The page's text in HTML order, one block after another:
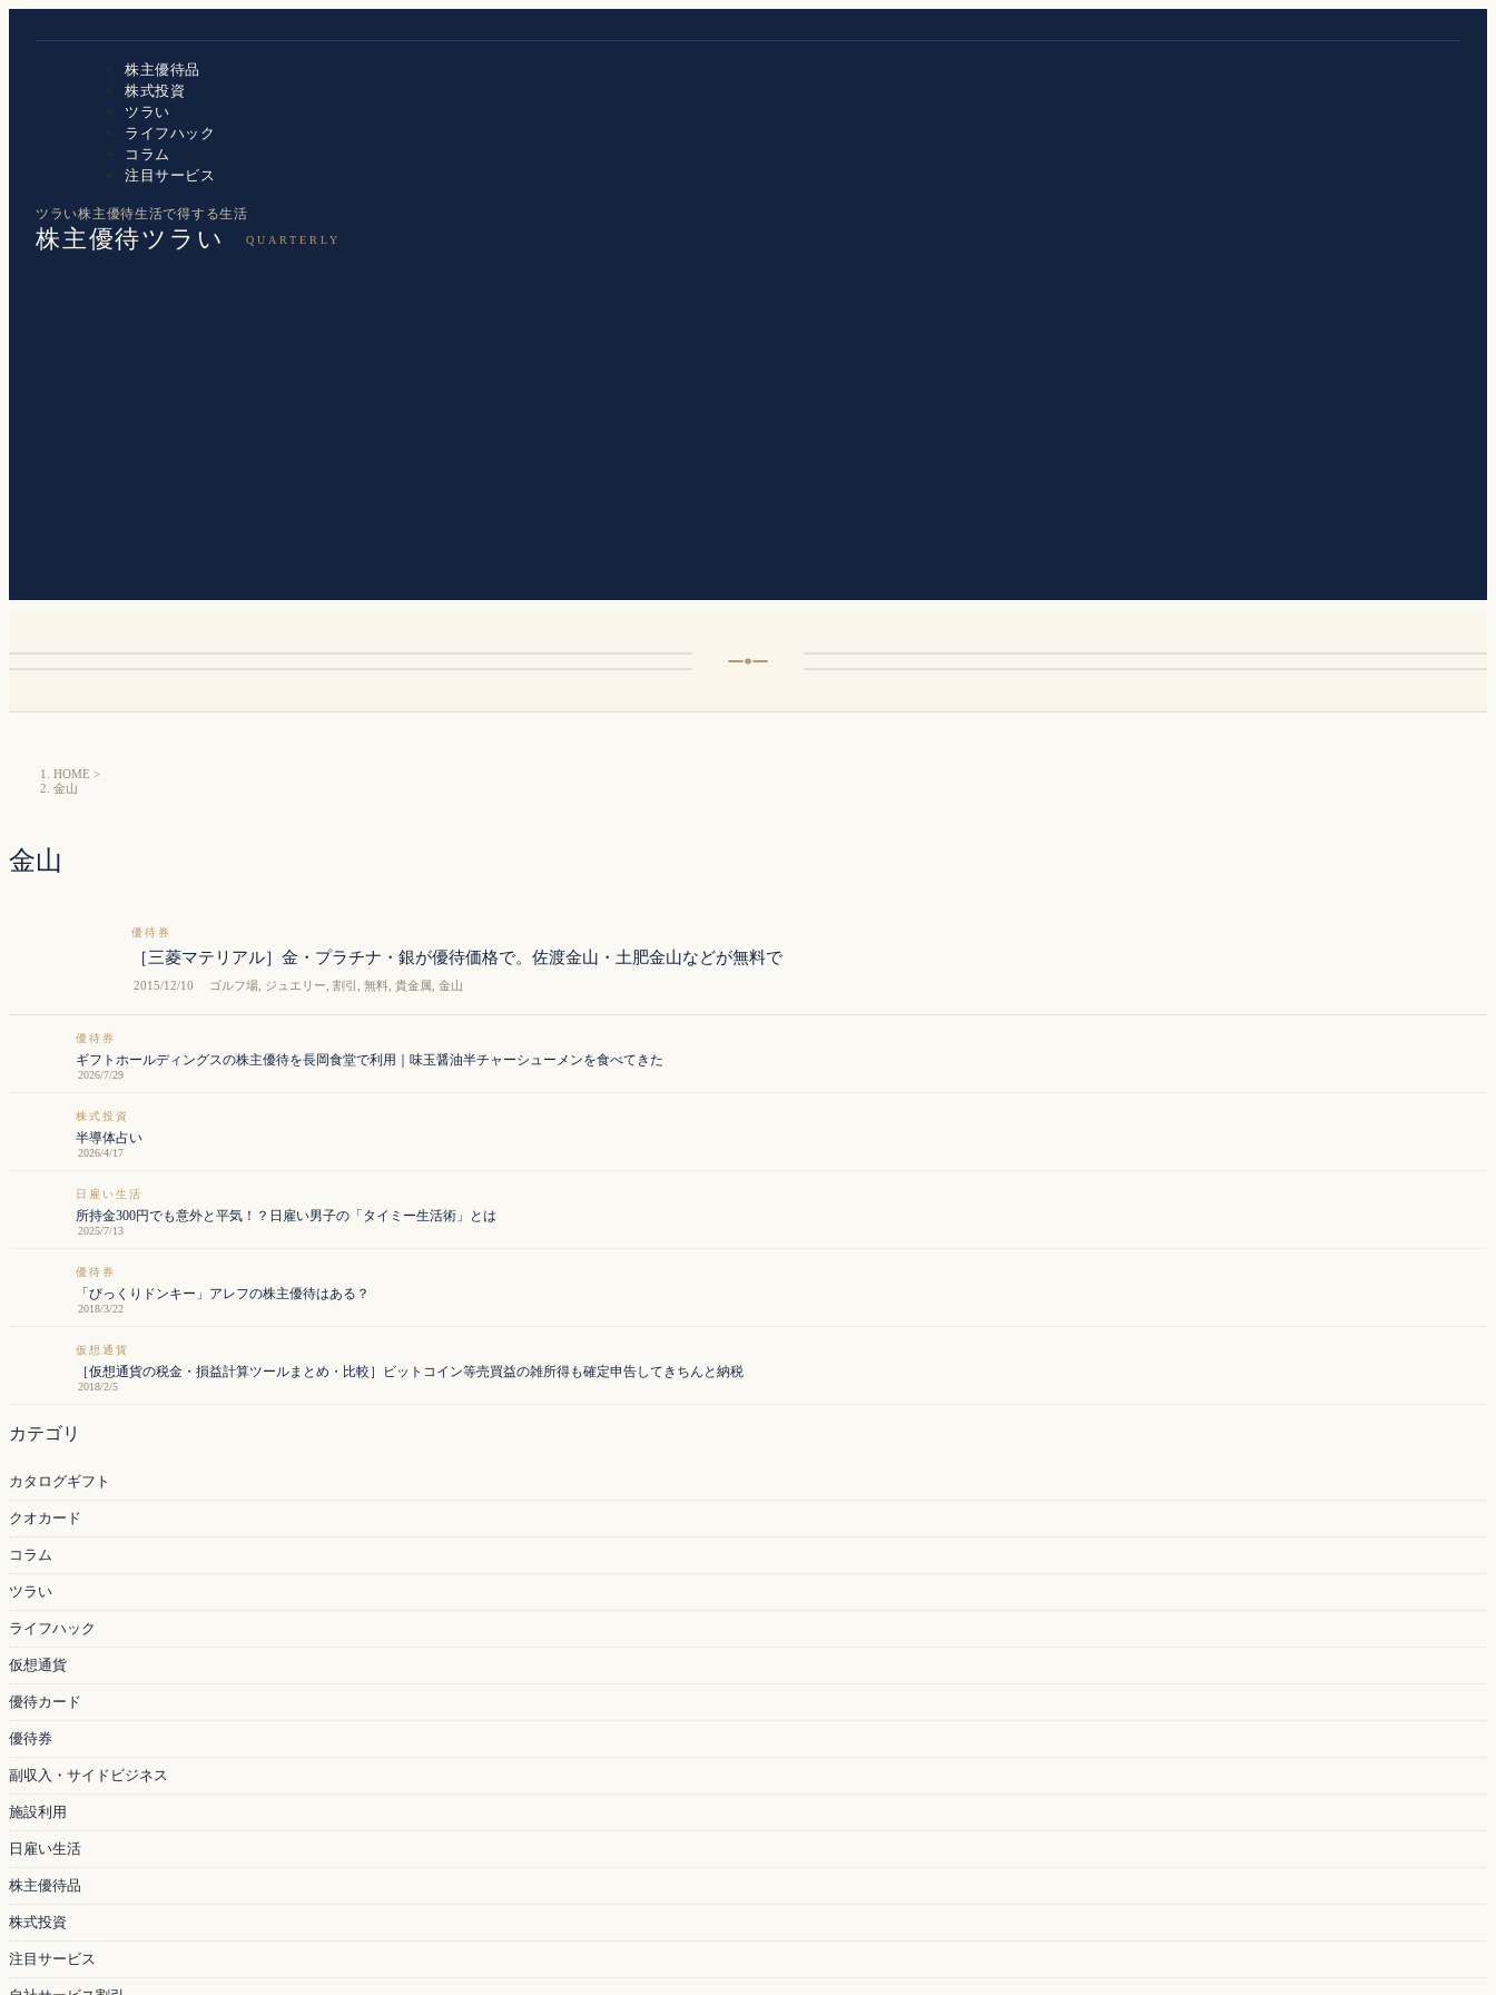
株主優待品
株式投資
ツラい
ライフハック
コラム
注目サービス
ツラい株主優待生活で得する生活
株主優待ツラい
HOME >
金山
金山
優待券
［三菱マテリアル］金・プラチナ・銀が優待価格で。佐渡金山・土肥金山などが無料で
2015/12/10 ゴルフ場 ジュエリー 割引 無料 貴金属 金山
優待券
ギフトホールディングスの株主優待を長岡食堂で利用｜味玉醤油半チャーシューメンを食べてきた
2026/7/29
株式投資
半導体占い
2026/4/17
日雇い生活
所持金300円でも意外と平気！？日雇い男子の「タイミー生活術」とは
2025/7/13
優待券
「びっくりドンキー」アレフの株主優待はある？
2018/3/22
仮想通貨
［仮想通貨の税金・損益計算ツールまとめ・比較］ビットコイン等売買益の雑所得も確定申告してきちんと納税
2018/2/5
カテゴリ
カタログギフト
クオカード
コラム
ツラい
ライフハック
仮想通貨
優待カード
優待券
副収入・サイドビジネス
施設利用
日雇い生活
株主優待品
株式投資
注目サービス